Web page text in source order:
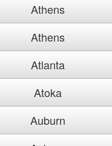
Athens
Athens
Atlanta
Atoka
Auburn